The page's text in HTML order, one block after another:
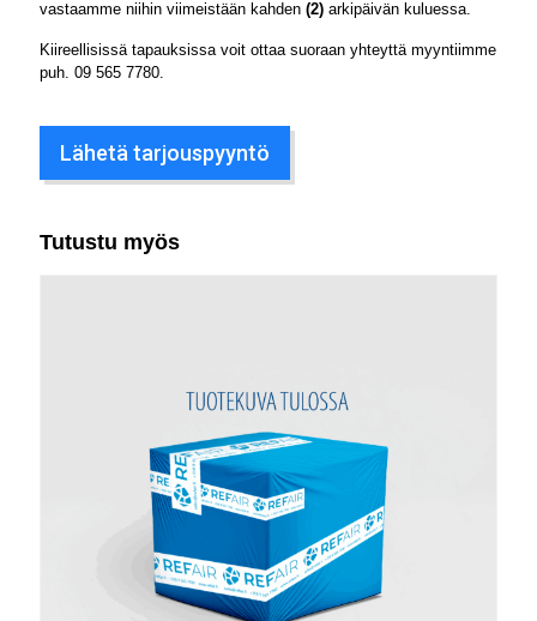
vastaamme niihin viimeistään kahden (2) arkipäivän kuluessa.
Kiireellisissä tapauksissa voit ottaa suoraan yhteyttä myyntiimme
puh. 09 565 7780
Lähetä tarjouspyyntö
Tutustu myös